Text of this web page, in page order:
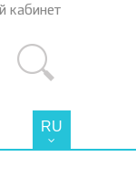
кабинет
RU